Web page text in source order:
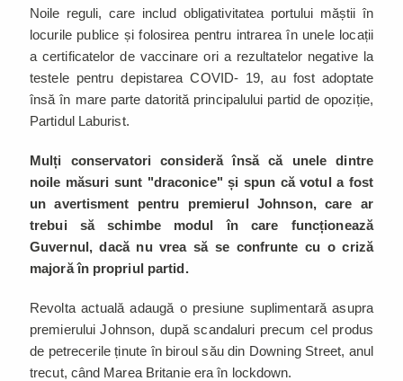
Noile reguli, care includ obligativitatea portului măștii în
locurile publice și folosirea pentru intrarea în unele locații
a certificatelor de vaccinare ori a rezultatelor negative la
testele pentru depistarea COVID- 19, au fost adoptate
însă în mare parte datorită principalului partid de opoziție,
Partidul Laburist.
Mulți conservatori consideră însă că unele dintre
noile măsuri sunt "draconice" și spun că votul a fost
un avertisment pentru premierul Johnson, care ar
trebui să schimbe modul în care funcționează
Guvernul, dacă nu vrea să se confrunte cu o criză
majoră în propriul partid.
Revolta actuală adaugă o presiune suplimentară asupra
premierului Johnson, după scandaluri precum cel produs
de petrecerile ținute în biroul său din Downing Street, anul
trecut, când Marea Britanie era în lockdown.